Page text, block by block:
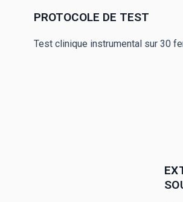
PROTOCOLE DE TEST
Test clinique instrumental sur 30